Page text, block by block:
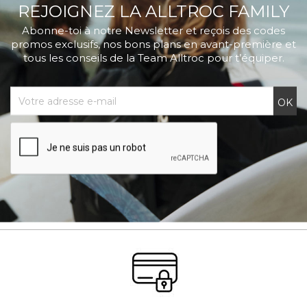
REJOIGNEZ LA ALLTROC FAMILY
Abonne-toi à notre Newsletter et reçois des codes
promos exclusifs, nos bons plans en avant-première et
tous les conseils de la Team Alltroc pour t’équiper.